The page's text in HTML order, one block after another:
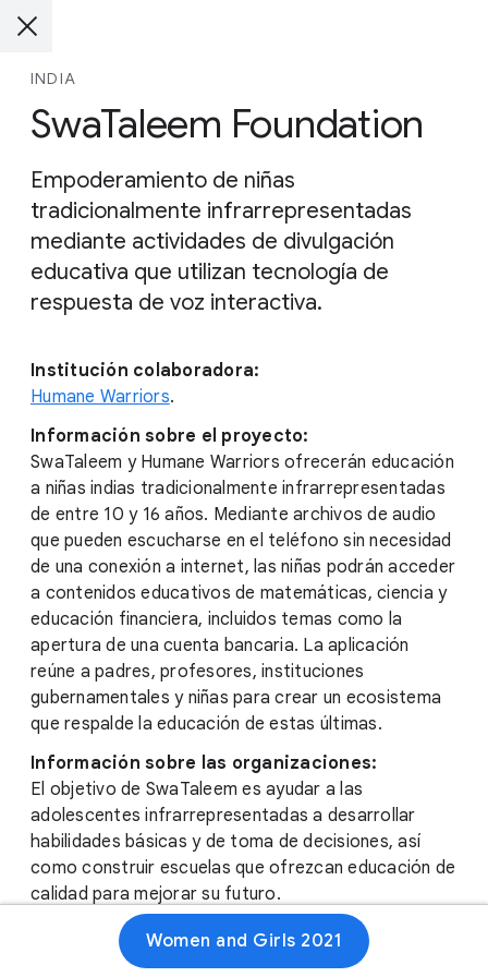
INDIA
SwaTaleem Foundation
Empoderamiento de niñas
tradicionalmente infrarrepresentadas
mediante actividades de divulgación
educativa que utilizan tecnología de
respuesta de voz interactiva.
Institución colaboradora:
Humane Warriors.
Información sobre el proyecto:
SwaTaleem y Humane Warriors ofrecerán educación
a niñas indias tradicionalmente infrarrepresentadas
de entre 10 y 16 años. Mediante archivos de audio
que pueden escucharse en el teléfono sin necesidad
de una conexión a internet, las niñas podrán acceder
a contenidos educativos de matemáticas, ciencia y
educación financiera, incluidos temas como la
apertura de una cuenta bancaria. La aplicación
reúne a padres, profesores, instituciones
gubernamentales y niñas para crear un ecosistema
que respalde la educación de estas últimas.
Información sobre las organizaciones:
El objetivo de SwaTaleem es ayudar a las
adolescentes infrarrepresentadas a desarrollar
habilidades básicas y de toma de decisiones, así
como construir escuelas que ofrezcan educación de
calidad para mejorar su futuro.
Humane Warriors fue fundada para responder a las
necesidades inmediatas de la India durante el
Women and Girls 2021